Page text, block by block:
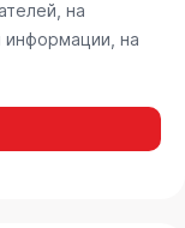
на
информации, на